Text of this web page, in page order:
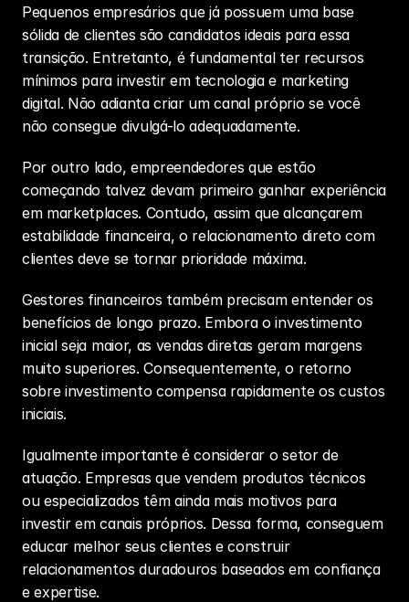
Pequenos empresários que já possuem uma base
sólida de clientes são candidatos ideais para essa
transição. Entretanto, é fundamental ter recursos
mínimos para investir em tecnologia e marketing
digital. Não adianta criar um canal próprio se você
não consegue divulgá-lo adequadamente.
Por outro lado, empreendedores que estão
começando talvez devam primeiro ganhar experiência
em marketplaces. Contudo, assim que alcançarem
estabilidade financeira, o relacionamento direto com
clientes deve se tornar prioridade máxima.
Gestores financeiros também precisam entender os
benefícios de longo prazo. Embora o investimento
inicial seja maior, as vendas diretas geram margens
muito superiores. Consequentemente, o retorno
sobre investimento compensa rapidamente os custos
iniciais.
Igualmente importante é considerar o setor de
atuação. Empresas que vendem produtos técnicos
ou especializados têm ainda mais motivos para
investir em canais próprios. Dessa forma, conseguem
educar melhor seus clientes e construir
relacionamentos duradouros baseados em confiança
e expertise.